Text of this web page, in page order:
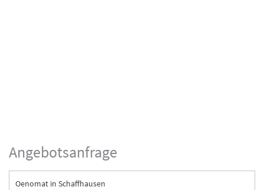
Angebotsanfrage
Oenomat in Schaffhausen